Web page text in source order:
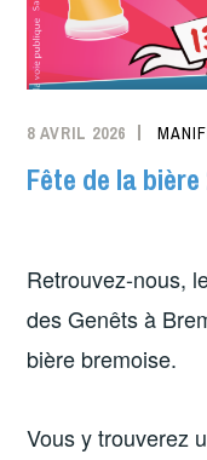
8 AVRIL 2026
Fête de la bière
Retrouvez-nous,
des Genêts à
bière bremoise.
Vous y trouverez